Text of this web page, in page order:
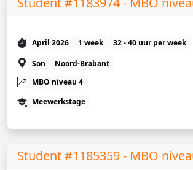
April 2026 1 week
32 - 40 uur per week
Son
Noord-Brabant
MBO niveau 4
Meewerkstage
Student #1185359 - MBO